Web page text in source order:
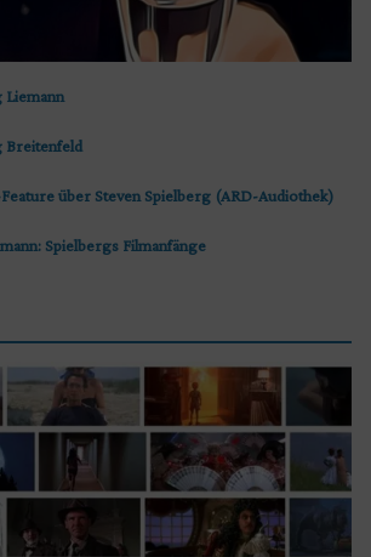
Liemann
Breitenfeld
über Steven Spielberg (ARD-Audiothek)
Spielbergs Filmanfänge